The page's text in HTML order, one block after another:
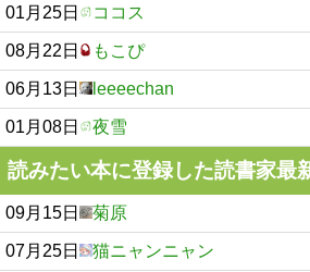
01月25日 ココス
08月22日 もこぴ
06月13日 leeeechan
01月08日 夜雪
読みたい本に登録した読書家最
09月15日 菊原
07月25日 猫ニャンニャン